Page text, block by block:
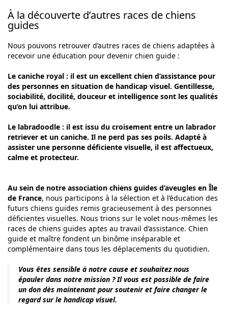
À la découverte d’autres races de chiens
guides
Nous pouvons retrouver d’autres races de chiens adaptées à
recevoir une éducation pour devenir chien guide :
Le caniche royal : il est un excellent chien d’assistance pour
des personnes en situation de handicap visuel. Gentillesse,
sociabilité, docilité, douceur et intelligence sont les qualités
qu’on lui attribue.
Le labradoodle : il est issu du croisement entre un labrador
retriever et un caniche. Il ne perd pas ses poils. Adapté à
assister une personne déficiente visuelle, il est affectueux,
calme et protecteur.
Au sein de notre association chiens guides d’aveugles en Île
de France, nous participons à la sélection et à l’éducation des
futurs chiens guides remis gracieusement à des personnes
déficientes visuelles. Nous trions sur le volet nous-mêmes les
races de chiens guides aptes au travail d’assistance. Chien
guide et maître fondent un binôme inséparable et
complémentaire dans tous les déplacements du quotidien.
Vous êtes sensible à notre cause et souhaitez nous
épauler dans notre mission ? Il vous est possible de faire
un don dès maintenant pour soutenir et faire changer le
regard sur le handicap visuel.